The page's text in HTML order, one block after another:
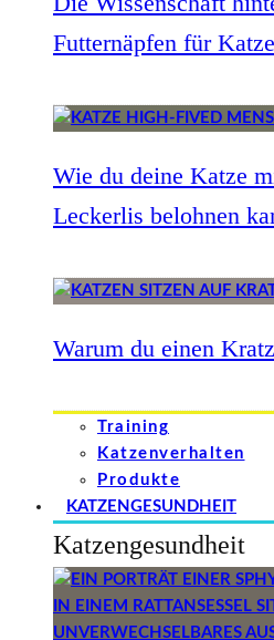
Futternäpfen für
Wie du deine Katze
Leckerlis belohnen
Warum du einen
Training
Katzenverhalten
Produkte
KATZENGESUNDHEIT
Katzengesundheit